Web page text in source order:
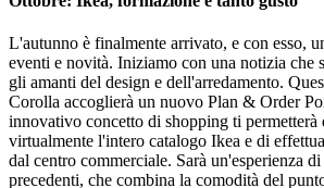
L'autunno è finalmente arrivato, e con esso,
eventi e novità. Iniziamo con una notizia che
gli amanti del design e dell'arredamento.
Corolla accoglierà un nuovo Plan & Order
innovativo concetto di shopping ti permetterà
virtualmente l'intero catalogo Ikea e di
dal centro commerciale. Sarà un'esperienza
precedenti, che combina la comodità del